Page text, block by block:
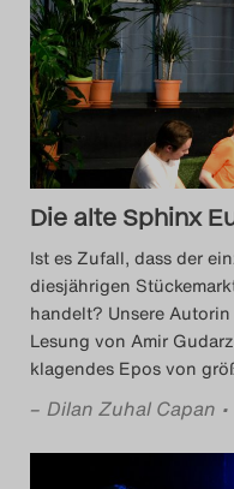
Die alte Sphinx
Ist es Zufall, dass der
diesjährigen
handelt? Unsere
Lesung von Amir
klagendes Epos von
– Dilan Zuhal Capan